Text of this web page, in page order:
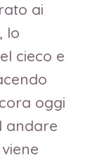
ai
lo
cieco e
oggi
andare